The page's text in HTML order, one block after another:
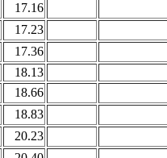
17.16
17.23
17.36
18.13
18.66
18.83
20.23